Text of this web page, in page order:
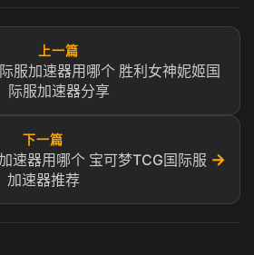
上一篇
服加速器用哪个 胜利女神妮姬国
际服加速器分享
下一篇
速器用哪个 宝可梦TCG国际服
加速器推荐
→